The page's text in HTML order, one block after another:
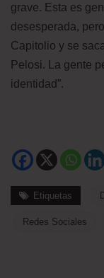
grave. Esta es
desesperada,
Capitolio y se
Pelosi. La gente
identidad”.
Etiquetas
Redes Sociales